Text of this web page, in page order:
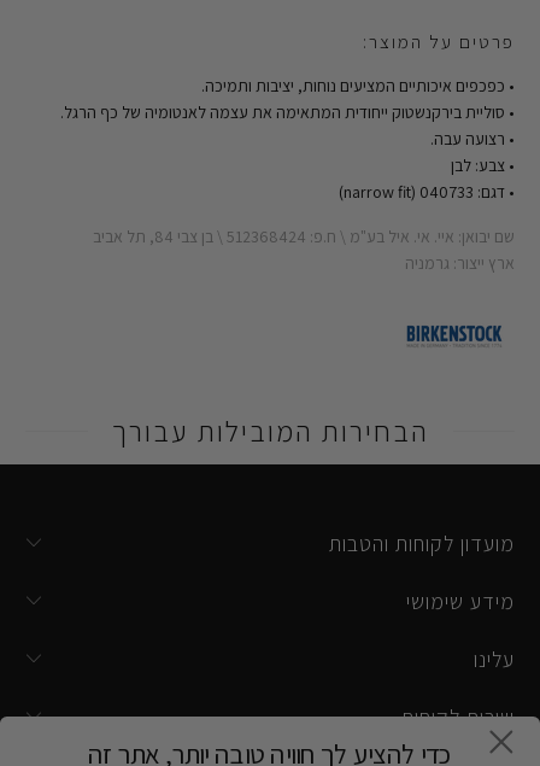
פרטים על המוצר:
• כפכפים איכותיים המציעים נוחות, יציבות ותמיכה.
• סוליית בירקנשטוק ייחודית המתאימה את עצמה לאנטומיה של כף הרגל.
• רצועה עבה.
• צבע: לבן
• דגם: 040733 (narrow fit)
שם יבואן: איי. אי. איל בע"מ \ ח.פ: 512368424 \ בן צבי 84, תל אביב
ארץ ייצור: גרמניה
הבחירות המובילות עבורך
מועדון לקוחות והטבות
מידע שימושי
עלינו
שירות לקוחות
כדי להציע לך חוויה טובה יותר, אתר זה